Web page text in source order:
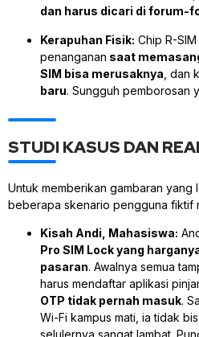
dan harus dicari di forum-
Kerapuhan Fisik: Chip R-
penanganan saat
SIM bisa merusaknya , dan
baru. Sungguh pemborosan
STUDI KASUS DAN
Untuk memberikan gambaran yang
beberapa skenario pengguna fiktif
Kisah Andi, Mahasiswa:
Pro SIM Lock yang
pasaran. Awalnya semua
harus mendaftar aplikasi
OTP tidak pernah masuk.
Wi-Fi kampus mati, ia tidak
selulernya sangat lambat.